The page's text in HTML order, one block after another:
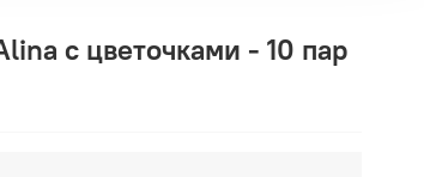
с цветочками - 10 пар